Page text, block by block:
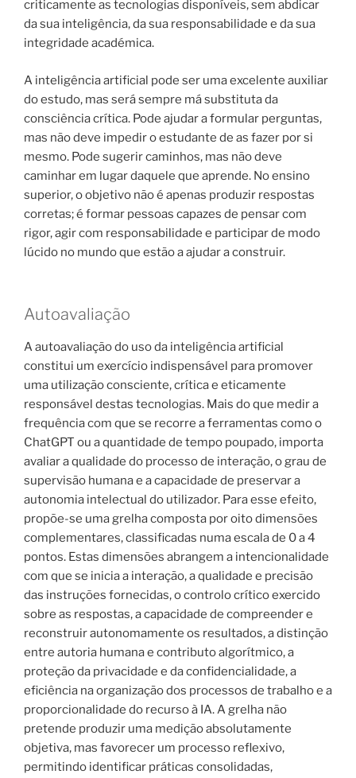
criticamente as tecnologias disponíveis, sem abdicar
da sua inteligência, da sua responsabilidade e da sua
integridade académica.
A inteligência artificial pode ser uma excelente auxiliar
do estudo, mas será sempre má substituta da
consciência crítica. Pode ajudar a formular perguntas,
mas não deve impedir o estudante de as fazer por si
mesmo. Pode sugerir caminhos, mas não deve
caminhar em lugar daquele que aprende. No ensino
superior, o objetivo não é apenas produzir respostas
corretas; é formar pessoas capazes de pensar com
rigor, agir com responsabilidade e participar de modo
lúcido no mundo que estão a ajudar a construir.
Autoavaliação
A autoavaliação do uso da inteligência artificial
constitui um exercício indispensável para promover
uma utilização consciente, crítica e eticamente
responsável destas tecnologias. Mais do que medir a
frequência com que se recorre a ferramentas como o
ChatGPT ou a quantidade de tempo poupado, importa
avaliar a qualidade do processo de interação, o grau de
supervisão humana e a capacidade de preservar a
autonomia intelectual do utilizador. Para esse efeito,
propõe-se uma grelha composta por oito dimensões
complementares, classificadas numa escala de 0 a 4
pontos. Estas dimensões abrangem a intencionalidade
com que se inicia a interação, a qualidade e precisão
das instruções fornecidas, o controlo crítico exercido
sobre as respostas, a capacidade de compreender e
reconstruir autonomamente os resultados, a distinção
entre autoria humana e contributo algorítmico, a
proteção da privacidade e da confidencialidade, a
eficiência na organização dos processos de trabalho e a
proporcionalidade do recurso à IA. A grelha não
pretende produzir uma medição absolutamente
objetiva, mas favorecer um processo reflexivo,
permitindo identificar práticas consolidadas,